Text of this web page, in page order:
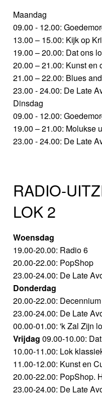
Maandag
09.00 - 12.00:
13.00 – 15.00: Kijk op
19.00 – 20.00: Dat ons
20.00 – 21.00: Kunst en
21.00 – 22.00: Blues
23.00 - 24.00: De Late
Dinsdag
09.00 - 12.00:
19.00 – 21.00: Molukse
23.00 - 24.00: De Late
RADIO-
LOK 2
Woensdag
19.00-20.00: Radio 6
20.00-22.00: PopShop
23.00-24.00: De Late
Donderdag
20.00-22.00:
23.00-24.00: De Late
00.00-01.00: 'k Zal Zijn
Vrijdag 09.00-10.00:
10.00-11.00: Lok
11.00-12.00: Kunst en
20.00-22.00: PopShop.
23.00-24.00: De Late